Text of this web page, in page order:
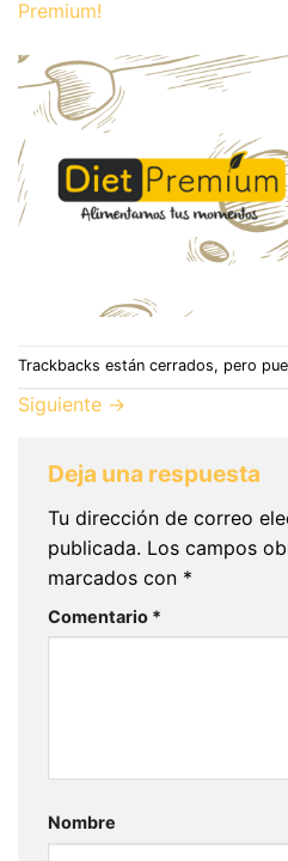
Premium!
Trackbacks están cerrados, pero
Siguiente →
Deja una respuesta
Tu dirección de correo
publicada. Los campos
marcados con *
Comentario *
Nombre